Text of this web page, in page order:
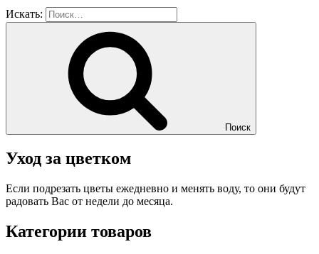
Искать:
Поиск
Уход за цветком
Если подрезать цветы ежедневно и менять воду, то они будут
радовать Вас от недели до месяца.
Категории товаров